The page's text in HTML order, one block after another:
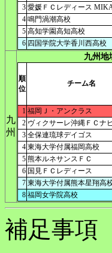
3 愛媛ＦＣレディース
4 鳴門渦潮高校
5 高知学園高知高校
6 四国学院大学香川西高校
九
州
九州地
順
位
チーム名
1 福岡Ｊ・アンクラス
2 ヴィクサーレ沖縄ＦＣナ
3 全保連琉球デイゴス
4 東海大学付属福岡高校
5 熊本ルネサンスＦＣ
6 国見ＦＣレディース
7 東海大学付属熊本星翔高
8 福岡女学院高校
補足事項